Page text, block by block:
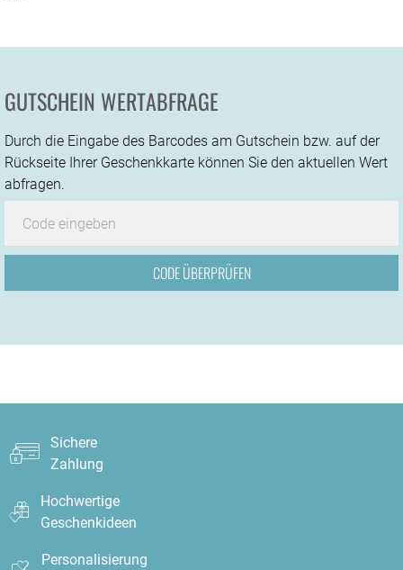
GUTSCHEIN WERTABFRAGE
Durch die Eingabe des Barcodes am Gutschein bzw. auf der
Rückseite Ihrer Geschenkkarte können Sie den aktuellen Wert
abfragen.
Sichere
Zahlung
Hochwertige
Geschenkideen
Personalisierung